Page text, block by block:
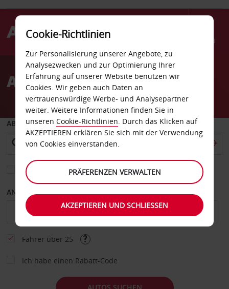
Menü
AvisAutovermietung Mexiko
ABHOLEN VON
Eine andere Rückgabestation auswählen
ANFANGSDATUM
Fahrer über 25
Ich habe einen Rabatt-Code
Cookie-Richtlinien
Zur Personalisierung unserer Angebote, zu
Analysezwecken und zur Optimierung Ihrer
Erfahrung auf unserer Website benutzen wir
Cookies. Wir geben auch Daten an
vertrauenswürdige Werbe- und Analysepartner
weiter. Weitere Informationen finden Sie in
unseren Cookie-Richtlinien. Durch das Klicken auf
AKZEPTIEREN erklären Sie sich mit der Verwendung
von Cookies einverstanden.
PRÄFERENZEN VERWALTEN
AKZEPTIEREN UND SCHLIESSEN